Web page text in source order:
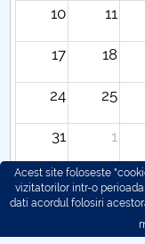
10 11
17 18
24 25
31 1
Acest site foloseste
vizitatorilor intr-o
dati acordul folosiri